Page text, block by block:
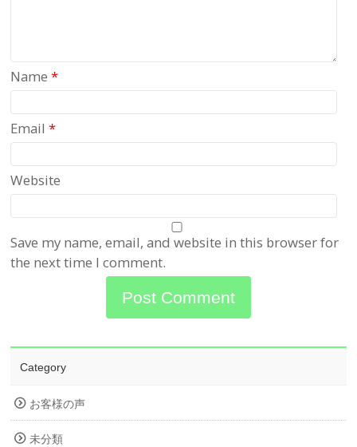
Name*
Email*
Website
Save my name, email, and website in this browser for
the next time I comment.
Category
お客様の声
未分類